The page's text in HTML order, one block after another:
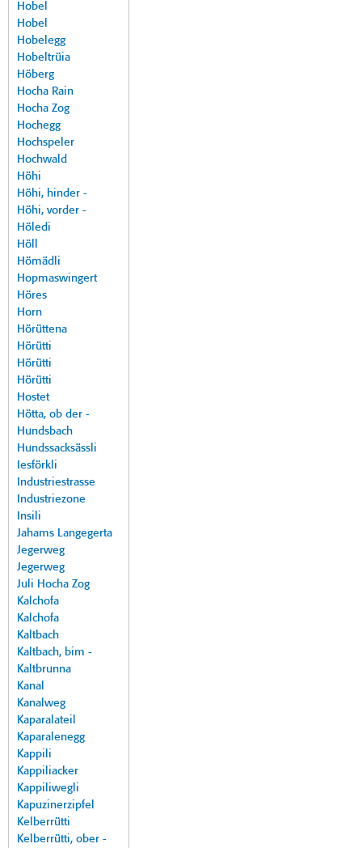
Hobel
Hobel
Hobelegg
Hobeltrüia
Höberg
Hocha Rain
Hocha Zog
Hochegg
Hochspeler
Hochwald
Höhi
Höhi, hinder -
Höhi, vorder -
Höledi
Höll
Hömädli
Hopmaswingert
Höres
Horn
Hörüttena
Hörütti
Hörütti
Hörütti
Hostet
Hötta, ob der -
Hundsbach
Hundssacksässli
Iesförkli
Industriestrasse
Industriezone
Insili
Jahams Langegerta
Jegerweg
Jegerweg
Juli Hocha Zog
Kalchofa
Kalchofa
Kaltbach
Kaltbach, bim -
Kaltbrunna
Kanal
Kanalweg
Kaparalateil
Kaparalenegg
Kappili
Kappiliacker
Kappiliwegli
Kapuzinerzipfel
Kelberrütti
Kelberrütti, ober -